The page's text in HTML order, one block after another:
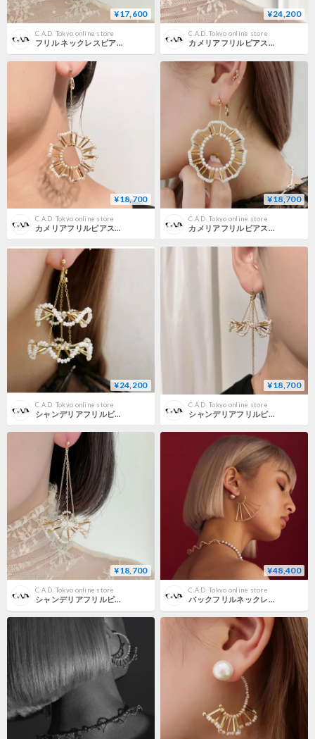
¥17,600
C.A.D. Tokyo online store
フリル ネックレスピアス・イヤリング/ ロングタイプ
¥24,200
C.A.D. Tokyo online store
カメリアフリルピアス・イヤリング / ダブル
¥18,700
C.A.D. Tokyo online store
カメリアフリルピアス・イヤリング / ロングタイプ
¥18,700
C.A.D. Tokyo online store
カメリアフリルピアス・イヤリング / ショートタイプ
¥24,200
C.A.D. Tokyo online store
シャンデリアフリルピアス・イヤリング / ダブル
¥18,700
C.A.D. Tokyo online store
シャンデリアフリルピアス・イヤリング / ショートタイプ
¥18,700
C.A.D. Tokyo online store
シャンデリアフリルピアス・イヤリング / ロングタイプ
¥48,400
C.A.D. Tokyo online store
バックフリルネックレス / グレー×ピンク/パール